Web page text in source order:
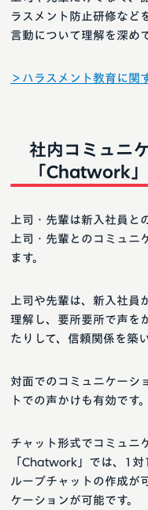
ラスメント防止研修など
言動について理解を深め
＞ハラスメント教育に関
社内コミュニ
「Chatwork」
上司・先輩は新入社員と
上司・先輩とのコミュニ
ます。
上司や先輩は、新入社員
理解し、要所要所で声を
たりして、信頼関係を築
対面でのコミュニケーシ
トでの声かけも有効です。
チャット形式でコミュニ
「Chatwork」では、1
ループチャットの作成が
ケーションが可能です。